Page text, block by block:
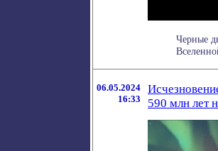
Черные
06.05.2024
16:33
590 млн лет